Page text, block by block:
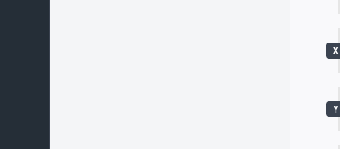
X
Y